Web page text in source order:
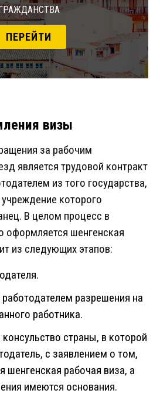
ПЕРЕЙТИ
визы
за рабочим
является трудовой контракт
из того государства,
которого
В целом процесс в
оформляется шенгенская
из следующих этапов:
разрешения на
работника.
страны, в которой
с заявлением о том,
шенгенская рабочая виза, а
имеются основания.